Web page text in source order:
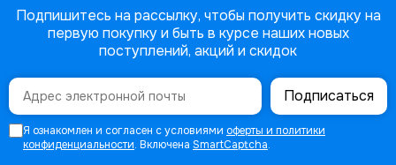
Подпишитесь на рассылку, чтобы получить скидку на
первую покупку и быть в курсе наших новых
поступлений, акций и скидок
Подписаться
Я ознакомлен и согласен с условиями оферты и политики
конфиденциальности. Включена SmartCaptcha.